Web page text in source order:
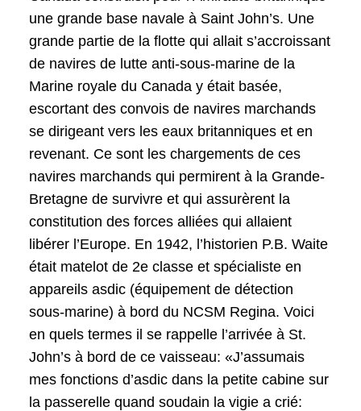
une grande base navale à Saint John’s. Une
grande partie de la flotte qui allait s’accroissant
de navires de lutte anti-sous-marine de la
Marine royale du Canada y était basée,
escortant des convois de navires marchands
se dirigeant vers les eaux britanniques et en
revenant. Ce sont les chargements de ces
navires marchands qui permirent à la Grande-
Bretagne de survivre et qui assurèrent la
constitution des forces alliées qui allaient
libérer l’Europe. En 1942, l’historien P.B. Waite
était matelot de 2e classe et spécialiste en
appareils asdic (équipement de détection
sous-marine) à bord du NCSM Regina. Voici
en quels termes il se rappelle l’arrivée à St.
John’s à bord de ce vaisseau: «J’assumais
mes fonctions d’asdic dans la petite cabine sur
la passerelle quand soudain la vigie a crié: